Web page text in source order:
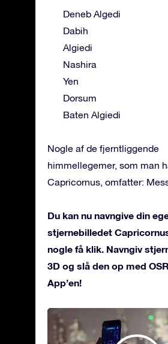
Deneb Algedi
Dabih
Algiedi
Nashira
Yen
Dorsum
Baten Algiedi
Nogle af de fjerntliggende
himmellegemer, som man
Capricornus, omfatter:
Du kan nu navngive din
stjernebilledet
nogle få klik. Navngiv
3D og slå den op med
App’en!